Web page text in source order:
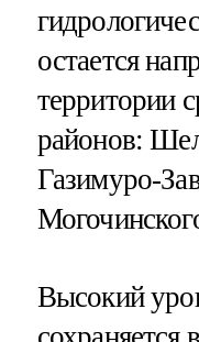
остается
территории
районов:
Газимуро-
Высокий